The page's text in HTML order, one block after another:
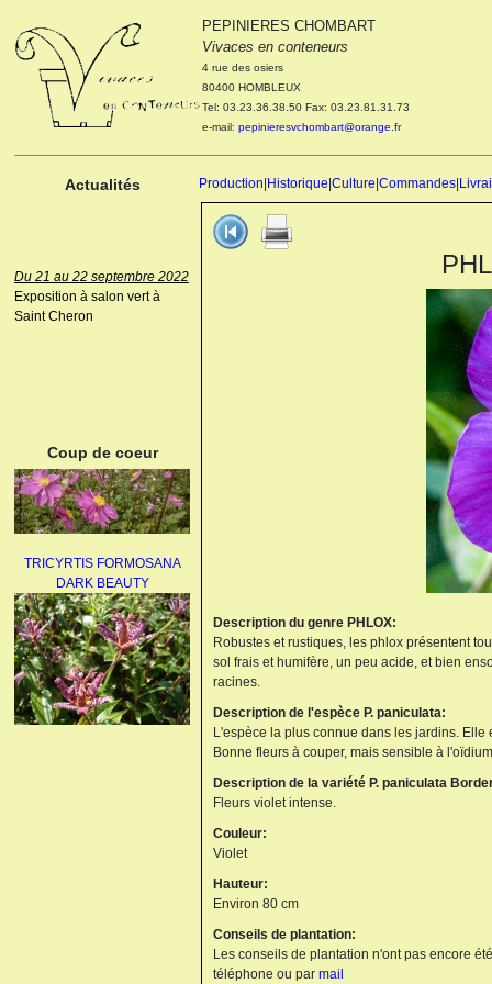
PEPINIERES CHOMBART
Vivaces en conteneurs
4 rue des osiers
80400 HOMBLEUX
Tel: 03.23.36.38.50 Fax: 03.23.81.31.73
e-mail: pepinieresvchombart@orange.fr
Actualités Production Historique Culture Commandes
Le 04 et 05 octobre 2022
Portes ouvertes de la
pépinière : Visite des
cultures, découverte des
nouveautés. Le rendez-vous
des passionnés Le mardi 04
Du 21 au 22 septembre 2022
Exposition à salon vert à
Saint Cheron
Coup de coeur
TRICYRTIS FORMOSANA
DARK BEAUTY
Description du genre PHLOX:
Robustes et rustiques, les phlox présentent
sol frais et humifère, un peu acide, et bien
racines.
Description de l'espèce P. paniculata:
L'espèce la plus connue dans les jardins.
Bonne fleurs à couper, mais sensible à
Description de la variété P. paniculata
Fleurs violet intense.
Couleur:
Violet
Hauteur:
Environ 80 cm
Conseils de plantation:
Les conseils de plantation n'ont pas encore
téléphone ou par mail